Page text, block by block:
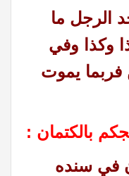
الرجل ما
وكذا وفي
فربما يموت
بالكتمان :
في سنده